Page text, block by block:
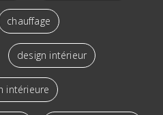
chauffage
design intérieur
intérieure